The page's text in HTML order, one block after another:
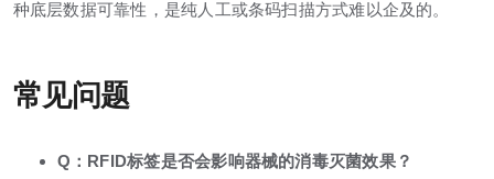
种底层数据可靠性，是纯人工或条码扫描方式难以企及的。
常见问题
Q：RFID标签是否会影响器械的消毒灭菌效果？